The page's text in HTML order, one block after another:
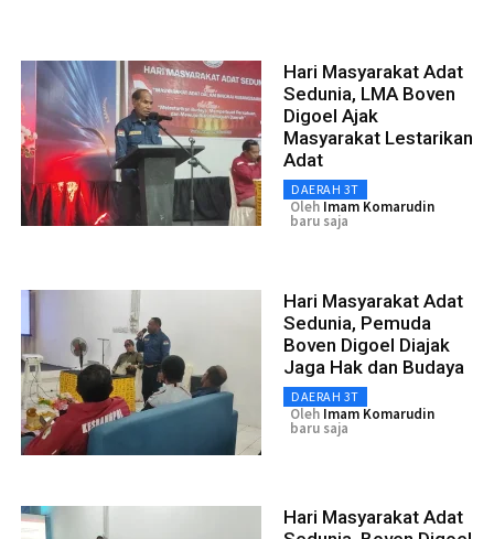
Hari Masyarakat Adat
Sedunia, LMA Boven
Digoel Ajak
Masyarakat Lestarikan
Adat
DAERAH 3T
Oleh Imam Komarudin
baru saja
Hari Masyarakat Adat
Sedunia, Pemuda
Boven Digoel Diajak
Jaga Hak dan Budaya
DAERAH 3T
Oleh Imam Komarudin
baru saja
Hari Masyarakat Adat